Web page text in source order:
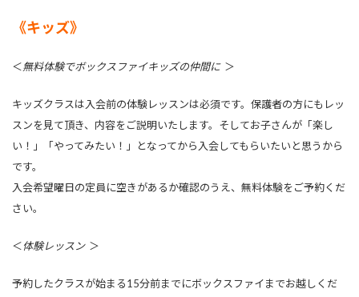
《キッズ》
＜無料体験でボックスファイキッズの仲間に ＞
キッズクラスは入会前の体験レッスンは必須です。保護者の方にもレッ
スンを見て頂き、内容をご説明いたします。そしてお子さんが「楽し
い！」「やってみたい！」となってから入会してもらいたいと思うから
です。
入会希望曜日の定員に空きがあるか確認のうえ、無料体験をご予約くだ
さい。
＜体験レッスン ＞
予約したクラスが始まる15分前までにボックスファイまでお越しくだ